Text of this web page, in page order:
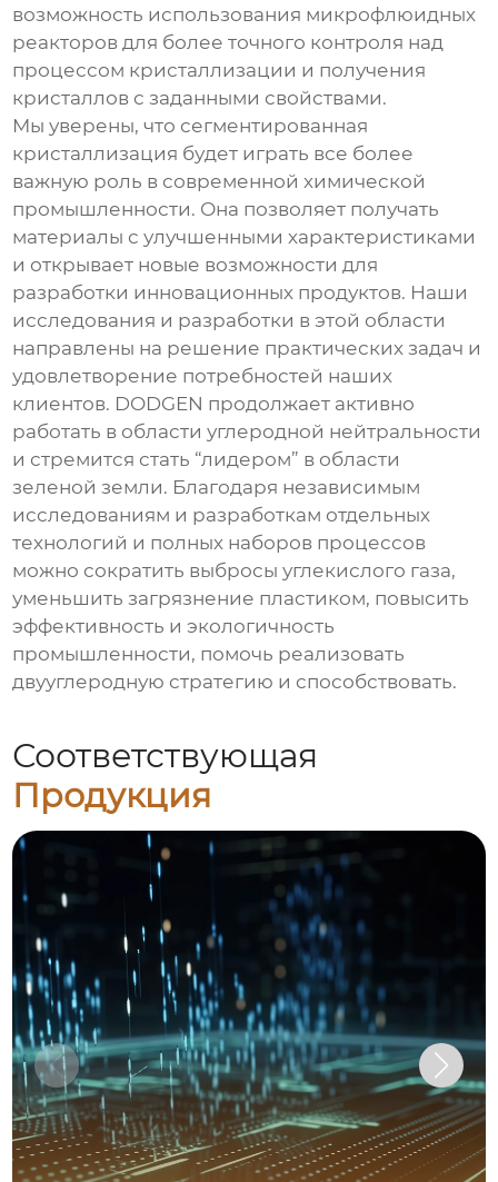
возможность использования микрофлюидных
реакторов для более точного контроля над
процессом кристаллизации и получения
кристаллов с заданными свойствами.
Мы уверены, что сегментированная
кристаллизация будет играть все более
важную роль в современной химической
промышленности. Она позволяет получать
материалы с улучшенными характеристиками
и открывает новые возможности для
разработки инновационных продуктов. Наши
исследования и разработки в этой области
направлены на решение практических задач и
удовлетворение потребностей наших
клиентов. DODGEN продолжает активно
работать в области углеродной нейтральности
и стремится стать “лидером” в области
зеленой земли. Благодаря независимым
исследованиям и разработкам отдельных
технологий и полных наборов процессов
можно сократить выбросы углекислого газа,
уменьшить загрязнение пластиком, повысить
эффективность и экологичность
промышленности, помочь реализовать
двууглеродную стратегию и способствовать.
Соответствующая
Продукция